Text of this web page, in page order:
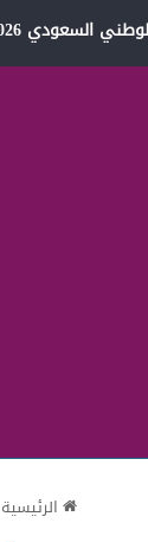
السعودي 2026
الرئيسية